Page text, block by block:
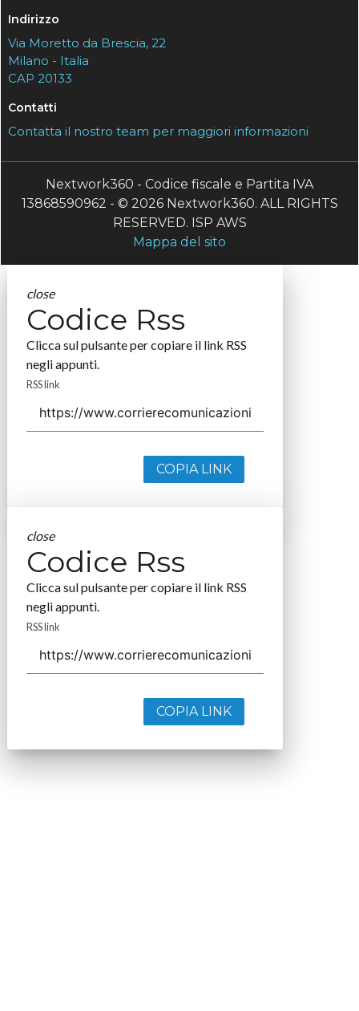
Indirizzo
Via Moretto da Brescia, 22
Milano - Italia
CAP 20133
Contatti
Contatta il nostro team per maggiori informazioni
Nextwork360 - Codice fiscale e Partita IVA
13868590962 - © 2026 Nextwork360. ALL RIGHTS
RESERVED. ISP AWS
Mappa del sito
close
Codice Rss
Clicca sul pulsante per copiare il link RSS
negli appunti.
RSS link
COPIA LINK
close
Codice Rss
Clicca sul pulsante per copiare il link RSS
negli appunti.
RSS link
COPIA LINK